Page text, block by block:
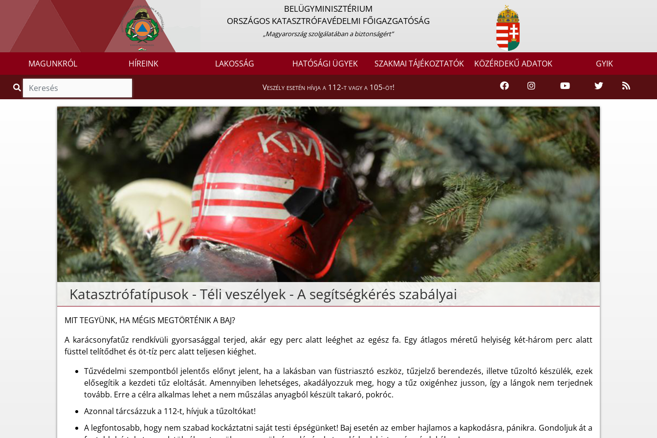
BELÜGYMINISZTÉRIUM
ORSZÁGOS KATASZTRÓFAVÉDELMI FŐIGAZGATÓSÁG
„Magyarország szolgálatában a biztonságért”
MAGUNKRÓL HÍREINK LAKOSSÁG HATÓSÁGI ÜGYEK SZAKMAI TÁJÉKOZTATÓK KÖZÉRDEKŰ ADATOK GYIK
Veszély esetén hívja a 112-t vagy a 105-öt!
Katasztrófatípusok - Téli veszélyek - A segítségkérés szabályai
MIT TEGYÜNK, HA MÉGIS MEGTÖRTÉNIK A BAJ?
A karácsonyfatűz rendkívüli gyorsasággal terjed, akár egy perc alatt leéghet az egész fa. Egy átlagos méretű helyiség két-három perc alatt
füsttel telítődhet és öt-tíz perc alatt teljesen kiéghet.
Tűzvédelmi szempontból jelentős előnyt jelent, ha a lakásban van füstriasztó eszköz, tűzjelző berendezés, illetve tűzoltó készülék, ezek
elősegítik a kezdeti tűz eloltását. Amennyiben lehetséges, akadályozzuk meg, hogy a tűz oxigénhez jusson, így a lángok nem terjednek
tovább. Erre a célra alkalmas lehet a nem műszálas anyagból készült takaró, pokróc.
Azonnal tárcsázzuk a 112-t, hívjuk a tűzoltókat!
A legfontosabb, hogy nem szabad kockáztatni saját testi épségünket! Baj esetén az ember hajlamos a kapkodásra, pánikra. Gondoljuk át a